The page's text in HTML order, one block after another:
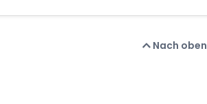
Nach oben